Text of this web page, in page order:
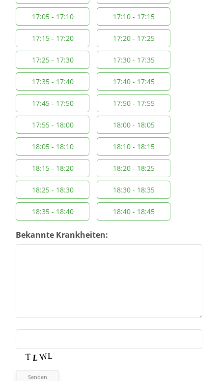
17:05 - 17:10 17:10 - 17:15
17:15 - 17:20 17:20 - 17:25
17:25 - 17:30 17:30 - 17:35
17:35 - 17:40 17:40 - 17:45
17:45 - 17:50 17:50 - 17:55
17:55 - 18:00 18:00 - 18:05
18:05 - 18:10 18:10 - 18:15
18:15 - 18:20 18:20 - 18:25
18:25 - 18:30 18:30 - 18:35
18:35 - 18:40 18:40 - 18:45
Bekannte Krankheiten:
Senden